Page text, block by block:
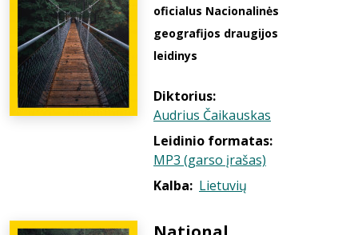
oficialus Nacionalinės
geografijos draugijos
leidinys
Diktorius:
Audrius Čaikauskas
Leidinio formatas:
MP3 (garso įrašas)
Kalba: Lietuvių